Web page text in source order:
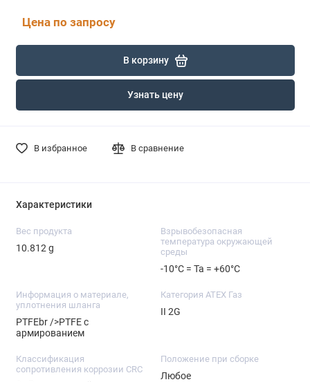
Цена по запросу
В корзину
Узнать цену
В избранное В сравнение
Характеристики
Вес продукта
10.812 g
Взрывобезопасная
температура окружающей
среды
-10°C = Ta = +60°C
Информация о материале,
уплотнения шланга
PTFEbr />PTFE с
армированием
Категория ATEX Газ
II 2G
Классификация
сопротивления коррозии CRC
Положение при сборке
Любое